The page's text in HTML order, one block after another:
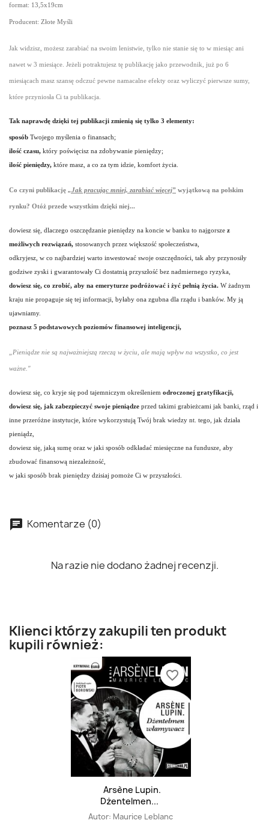
format: 13,5x19cm
Producent: Złote Myśli
Jak widzisz, możesz zarabiać na swoim lenistwie, tylko nie stanie się to w miesiąc ani
nawet w 3 miesiące. Jeżeli potraktujesz tę publikację jako przewodnik, już po 6
miesiącach masz szansę odczuć pewne namacalne efekty oraz wyliczyć pierwsze sumy,
które przyniosła Ci ta publikacja.
Tak naprawdę dzięki tej publikacji zmienią się tylko 3 elementy:
sposób Twojego myślenia o finansach;
ilość czasu, który poświęcisz na zdobywanie pieniędzy;
ilość pieniędzy, które masz, a co za tym idzie, komfort życia.
Co czyni publikację „Jak pracując mniej, zarabiać więcej” wyjątkową na polskim
rynku? Otóż przede wszystkim dzięki niej...
dowiesz się, dlaczego oszczędzanie pieniędzy na koncie w banku to najgorsze z
możliwych rozwiązań, stosowanych przez większość społeczeństwa,
odkryjesz, w co najbardziej warto inwestować swoje oszczędności, tak aby przynosiły
godziwe zyski i gwarantowały Ci dostatnią przyszłość bez nadmiernego ryzyka,
dowiesz się, co zrobić, aby na emeryturze podróżować i żyć pełnią życia. W żadnym
kraju nie propaguje się tej informacji, byłaby ona zgubna dla rządu i banków. My ją
ujawniamy.
poznasz 5 podstawowych poziomów finansowej inteligencji,
„Pieniądze nie są najważniejszą rzeczą w życiu, ale mają wpływ na wszystko, co jest
ważne."
dowiesz się, co kryje się pod tajemniczym określeniem odroczonej gratyfikacji,
dowiesz się, jak zabezpieczyć swoje pieniądze przed takimi grabieżcami jak banki, rząd i
inne przeróżne instytucje, które wykorzystują Twój brak wiedzy nt. tego, jak działa
pieniądz,
dowiesz się, jaką sumę oraz w jaki sposób odkładać miesięczne na fundusze, aby
zbudować finansową niezależność,
w jaki sposób brak pieniędzy dzisiaj pomoże Ci w przyszłości.
Komentarze (0)
Na razie nie dodano żadnej recenzji.
Klienci którzy zakupili ten produkt
kupili również:
Arsène Lupin.
Dżentelmen...
Autor: Maurice Leblanc
favorite_border